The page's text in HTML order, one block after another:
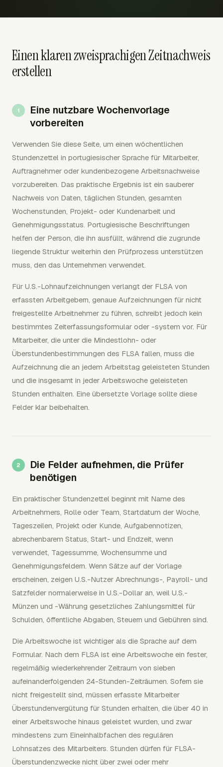
Einen klaren zweisprachigen Zeitnachweis
erstellen
Eine nutzbare Wochenvorlage
vorbereiten
Verwenden Sie diese Seite, um einen wöchentlichen
Stundenzettel in portugiesischer Sprache für Mitarbeiter,
Auftragnehmer oder kundenbezogene Arbeitsnachweise
vorzubereiten. Das praktische Ergebnis ist ein sauberer
Nachweis von Daten, täglichen Stunden, gesamten
Wochenstunden, Projekt- oder Kundenarbeit und
Genehmigungsstatus. Portugiesische Beschriftungen
helfen der Person, die ihn ausfüllt, während die zugrunde
liegende Struktur weiterhin den Prüfprozess unterstützen
muss, den das Unternehmen verwendet.
Für U.S.-Lohnaufzeichnungen verlangt der FLSA von
erfassten Arbeitgebern, genaue Aufzeichnungen für nicht
freigestellte Arbeitnehmer zu führen, schreibt jedoch kein
bestimmtes Zeiterfassungsformular oder -system vor. Für
Mitarbeiter, die unter die Mindestlohn- oder
Überstundenbestimmungen des FLSA fallen, muss die
Aufzeichnung die an jedem Arbeitstag geleisteten Stunden
und die insgesamt in jeder Arbeitswoche geleisteten
Stunden enthalten. Eine übersetzte Vorlage sollte diese
Felder klar beibehalten.
Die Felder aufnehmen, die Prüfer
benötigen
Ein praktischer Stundenzettel beginnt mit Name des
Arbeitnehmers, Rolle oder Team, Startdatum der Woche,
Tageszeilen, Projekt oder Kunde, Aufgabennotizen,
abrechenbarem Status, Start- und Endzeit, wenn
verwendet, Tagessumme, Wochensumme und
Genehmigungsfeldern. Wenn Sätze auf der Vorlage
erscheinen, zeigen U.S.-Nutzer Abrechnungs-, Payroll- und
Satzfelder normalerweise in U.S.-Dollar an, weil U.S.-
Münzen und -Währung gesetzliches Zahlungsmittel für
Schulden, öffentliche Abgaben, Steuern und Gebühren sind.
Die Arbeitswoche ist wichtiger als die Sprache auf dem
Formular. Nach dem FLSA ist eine Arbeitswoche ein fester,
regelmäßig wiederkehrender Zeitraum von sieben
aufeinanderfolgenden 24-Stunden-Zeiträumen. Sofern sie
nicht freigestellt sind, müssen erfasste Mitarbeiter
Überstundenvergütung für Stunden erhalten, die über 40 in
einer Arbeitswoche hinaus geleistet wurden, und zwar
mindestens zum Eineinhalbfachen des regulären
Lohnsatzes des Mitarbeiters. Stunden dürfen für FLSA-
Überstundenzwecke nicht über zwei oder mehr